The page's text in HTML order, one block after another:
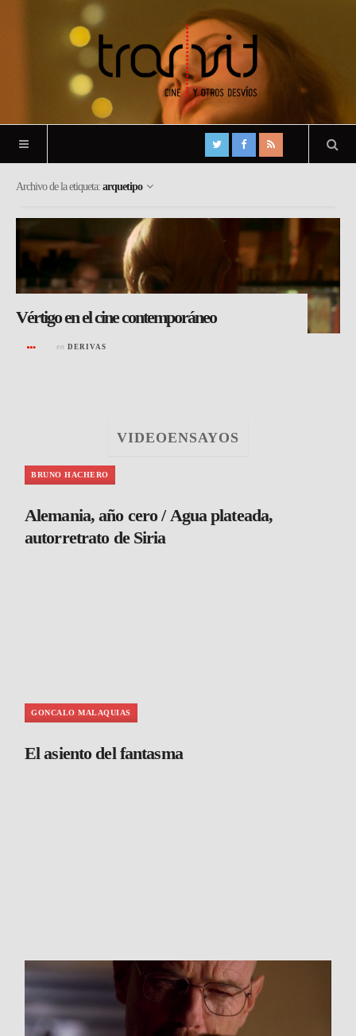
Archivo de la etiqueta: arquetipo
Vértigo en el cine contemporáneo
en DERIVAS
VIDEOENSAYOS
BRUNO HACHERO
Alemania, año cero / Agua plateada,
autorretrato de Siria
GONCALO MALAQUIAS
El asiento del fantasma